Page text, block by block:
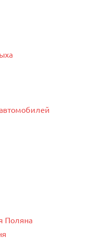
Поляна